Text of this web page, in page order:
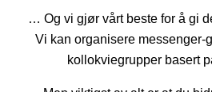
… Og vi gjør vårt beste for å gi
Vi kan organisere messenger-
kollokviegrupper basert